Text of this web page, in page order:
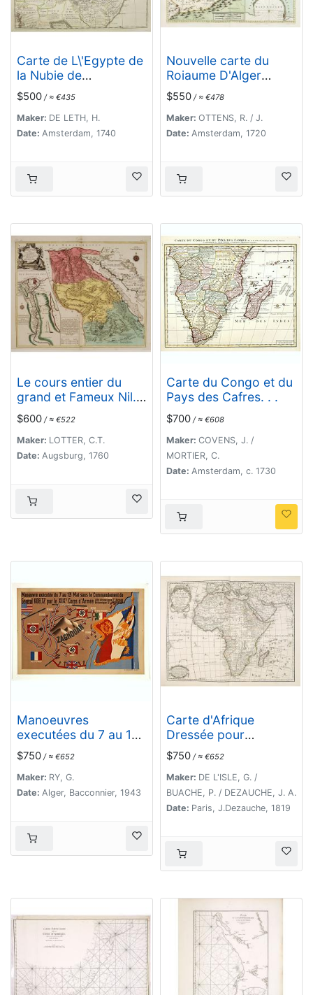
Carte de L\'Egypte de
la Nubie de
L\'Abissinie. . .
$500 / ≈ €435
Maker: DE LETH, H.
Date: Amsterdam, 1740
Nouvelle carte du
Roiaume D'Alger
divisée en toutes ses
provinces, avec une
partie due cotes
D'Espagne . . .
$550 / ≈ €478
Maker: OTTENS, R. / J.
Date: Amsterdam, 1720
Le cours entier du
grand et Fameux Nil. .
.$600 / ≈ €522
Maker: LOTTER, C.T.
Date: Augsburg, 1760
Carte du Congo et du
Pays des Cafres. . .
$700 / ≈ €608
Maker: COVENS, J. /
MORTIER, C.
Date: Amsterdam, c. 1730
Manoeuvres
executées du 7 au 13
mai sous le
Commandement du
général Koeltz,par le
XIXe Corps d'Armée. .
$750 / ≈ €652
Maker: RY, G.
Date: Alger, Bacconnier, 1943
Carte d'Afrique
Dressée pour
l'instruction par
Guillaume DeLisle. . .
$750 / ≈ €652
Maker: DE L'ISLE, G. /
BUACHE, P. / DEZAUCHE, J. A.
Date: Paris, J.Dezauche, 1819